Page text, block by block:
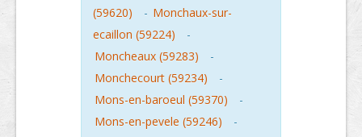
(59620)
- Monchaux-sur-
ecaillon (59224)
-
Moncheaux (59283)
-
Monchecourt (59234)
-
Mons-en-baroeul (59370)
-
Mons-en-pevele (59246)
-